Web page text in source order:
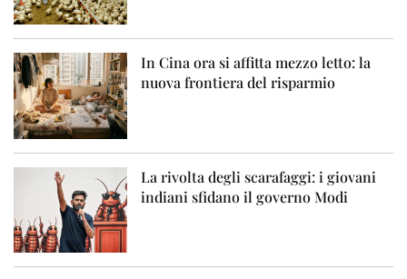
In Cina ora si affitta mezzo letto: la
nuova frontiera del risparmio
La rivolta degli scarafaggi: i giovani
indiani sfidano il governo Modi